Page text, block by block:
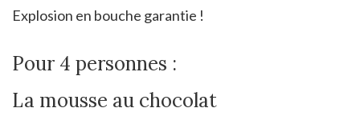
Explosion en bouche garantie !
Pour 4 personnes :
La mousse au chocolat